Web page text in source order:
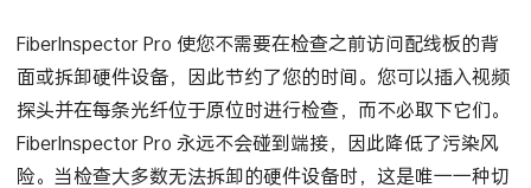
FiberInspector Pro 使您不需要在检查之前访问配线板的背
面或拆卸硬件设备，因此节约了您的时间。您可以插入视频
探头并在每条光纤位于原位时进行检查，而不必取下它们。
FiberInspector Pro 永远不会碰到端接，因此降低了污染风